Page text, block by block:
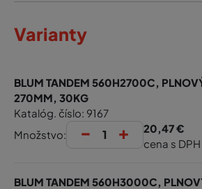
Varianty
BLUM TANDEM 560H2700C,
270MM, 30KG
Katalóg. číslo: 9167
Množstvo:
- +
20,47 €
cena s DPH
BLUM TANDEM 560H3000C,